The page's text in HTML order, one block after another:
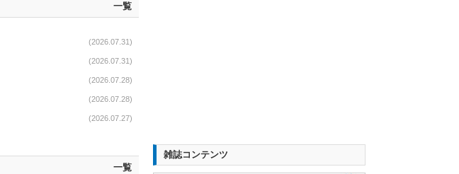
一覧
(2026.07.31)
(2026.07.31)
(2026.07.28)
(2026.07.28)
(2026.07.27)
一覧
雑誌コンテンツ